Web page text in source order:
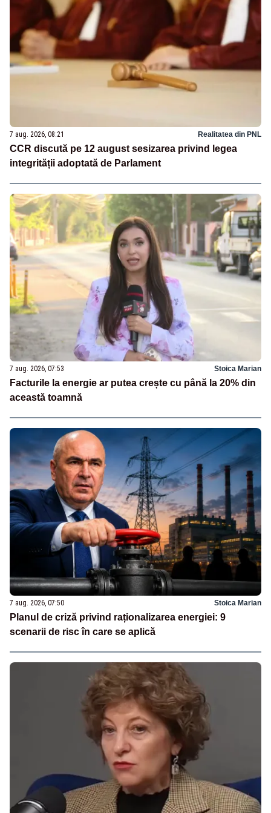
7 aug. 2026, 08:21 Realitatea din PNL
CCR discută pe 12 august sesizarea privind legea
integrității adoptată de Parlament
7 aug. 2026, 07:53 Stoica Marian
Facturile la energie ar putea crește cu până la 20% din
această toamnă
7 aug. 2026, 07:50 Stoica Marian
Planul de criză privind raționalizarea energiei: 9
scenarii de risc în care se aplică